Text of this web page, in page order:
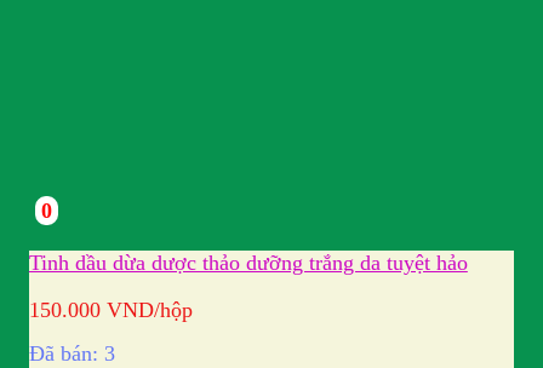
0
Tinh dầu dừa dược thảo dưỡng trắng da tuyệt hảo
150.000 VND/hộp
Đã bán: 3